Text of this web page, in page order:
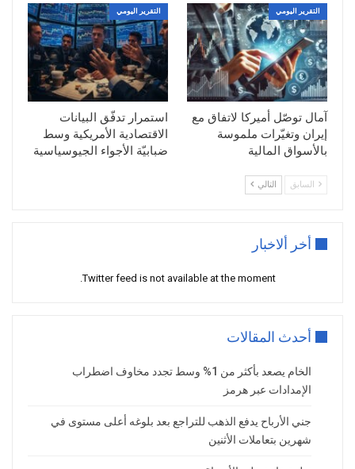
التقرير اليومي
آمال توصّل أميركا لاتفاق مع
إيران وتغيّرات ملموسة
بالأسواق المالية
التقرير اليومي
استمرار تدفّق البيانات
الاقتصادية الأمريكية وسط
ضبابيّة الأجواء الجيوسياسية
السابق التالي
أخر ألاخبار
Twitter feed is not available at the moment.
أحدث المقالات
الخام يصعد بأكثر من 1% وسط تجدد مخاوف اضطراب
الإمدادات عبر هرمز
جني الأرباح يدفع الذهب للتراجع بعد بلوغه أعلى مستوى في
شهرين بتعاملات الأثنين